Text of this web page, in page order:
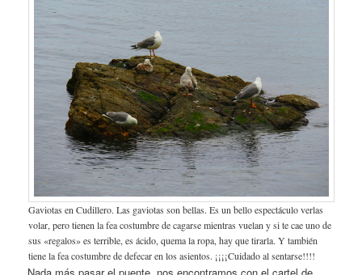
Gaviotas en Cudillero. Las gaviotas son bellas. Es un bello espectáculo verlas
volar, pero tienen la fea costumbre de cagarse mientras vuelan y si te cae uno de
sus «regalos» es terrible, es ácido, quema la ropa, hay que tirarla. Y también
tiene la fea costumbre de defecar en los asientos. ¡¡¡¡Cuidado al sentarse!!!!